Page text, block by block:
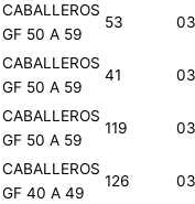
CABALLEROS
GF 50 A 59
53
CABALLEROS
GF 50 A 59
41
CABALLEROS
GF 50 A 59
119
CABALLEROS
GF 40 A 49
126